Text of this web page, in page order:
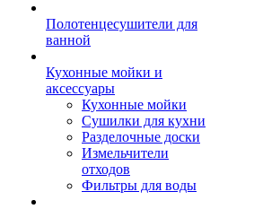
Полотенцесушители для
ванной
Кухонные мойки и
аксессуары
Кухонные мойки
Сушилки для кухни
Разделочные доски
Измельчители
отходов
Фильтры для воды